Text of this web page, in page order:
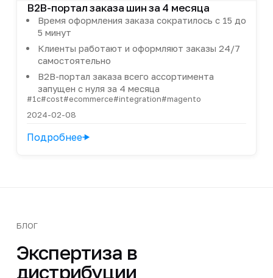
B2B-портал заказа шин за 4 месяца
Время оформления заказа сократилось с 15 до
5 минут
Клиенты работают и оформляют заказы 24/7
самостоятельно
B2B-портал заказа всего ассортимента
запущен с нуля за 4 месяца
#1c#cost#ecommerce#integration#magento
2024-02-08
Подробнее
БЛОГ
Экспертиза в
дистрибуции